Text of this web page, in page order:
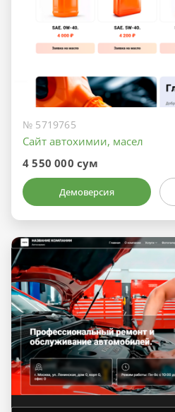
№ 5719765
Сайт автохимии, масел
4 550 000 сум
Демоверсия